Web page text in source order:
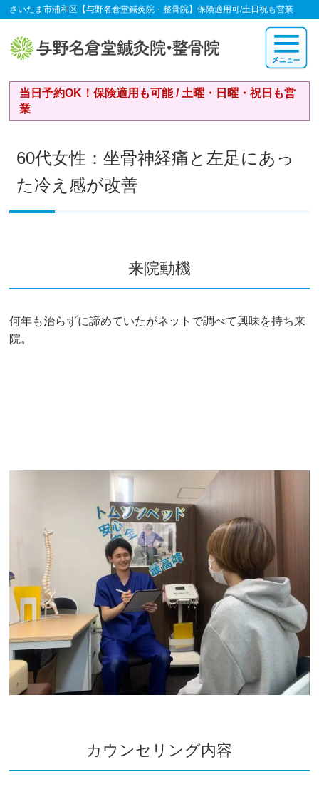
さいたま市浦和区【与野名倉堂鍼灸院・整骨院】保険適用可/土日祝も営業
当日予約OK！保険適用も可能 / 土曜・日曜・祝日も営
業
60代女性：坐骨神経痛と左足にあっ
た冷え感が改善
来院動機
何年も治らずに諦めていたがネットで調べて興味を持ち来
院。
カウンセリング内容